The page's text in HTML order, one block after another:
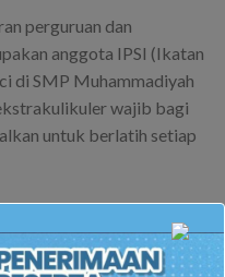
perguruan dan
anggota IPSI (Ikatan
di SMP Muhammadiyah
wajib bagi
untuk berlatih setiap
diri hanyalah untuk